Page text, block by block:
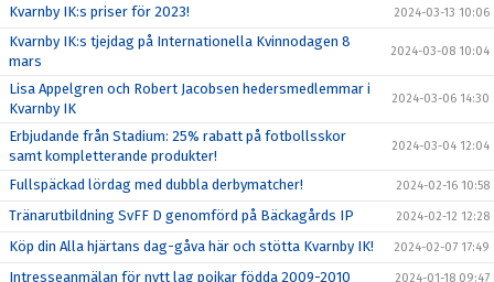
Kvarnby IK:s priser för 2023! 2024-03-13 10:06
Kvarnby IK:s tjejdag på Internationella Kvinnodagen 8
mars
2024-03-08 10:04
Lisa Appelgren och Robert Jacobsen hedersmedlemmar i
Kvarnby IK
2024-03-06 14:30
Erbjudande från Stadium: 25% rabatt på fotbollsskor
samt kompletterande produkter!
2024-03-04 12:04
Fullspäckad lördag med dubbla derbymatcher! 2024-02-16 10:58
Tränarutbildning SvFF D genomförd på Bäckagårds IP 2024-02-12 12:28
Köp din Alla hjärtans dag-gåva här och stötta Kvarnby IK! 2024-02-07 17:49
Intresseanmälan för nytt lag pojkar födda 2009-2010 2024-01-18 09:47